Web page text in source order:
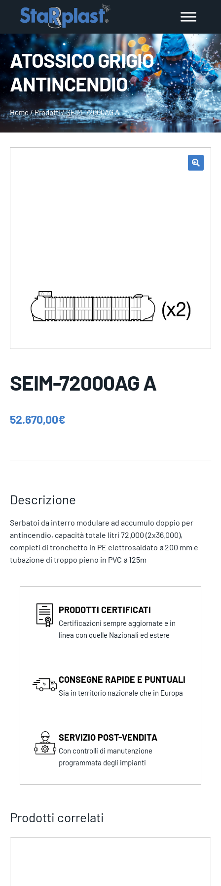
ATOSSICO GRIGIO
ANTINCENDIO
Home/Prodotti/SEIM-72000AG A
SEIM-72000AG A
52.670,00€
Descrizione
Serbatoi da interro modulare ad accumulo doppio per
antincendio, capacità totale litri 72.000 (2x36.000),
completi di tronchetto in PE elettrosaldato ø 200 mm e
tubazione di troppo pieno in PVC ø 125m
PRODOTTI CERTIFICATI
Certificazioni sempre aggiornate e in
linea con quelle Nazionali ed estere
CONSEGNE RAPIDE E PUNTUALI
Sia in territorio nazionale che in Europa
SERVIZIO POST-VENDITA
Con controlli di manutenzione
programmata degli impianti
Prodotti correlati